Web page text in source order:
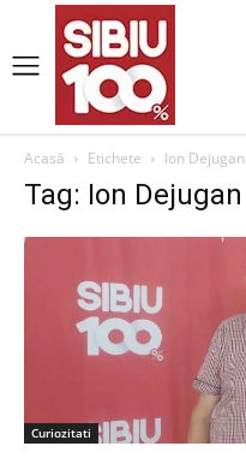
Acasă Etichete Ion Dejugan
Tag: Ion Dejugan
Curiozitati